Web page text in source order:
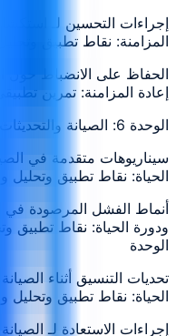
إجراءات التحسين لـ
المزامنة: نقاط تطبيق
الحفاظ على الانضباط
إعادة المزامنة: تمرين
الوحدة 6: الصيانة والتحديثات وتوافق العتاد ودورة الحياة
سيناريوهات متقدمة في
الحياة: نقاط تطبيق
أنماط الفشل المرصودة في
ودورة الحياة: نقاط تطبيق
الوحدة
تحديات التنسيق أثناء
الحياة: نقاط تطبيق
إجراءات الاستعادة لـ